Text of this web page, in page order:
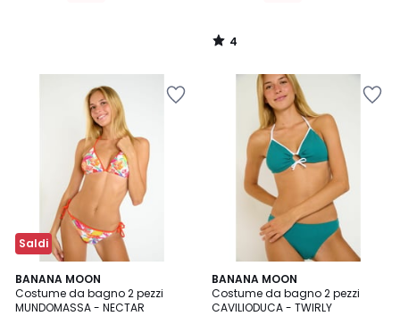
4
/
Saldi
BANANA MOON
Costume da bagno 2 pezzi
MUNDOMASSA - NECTAR
BANANA MOON
Costume da bagno 2 pezzi
CAVILIODUCA - TWIRLY